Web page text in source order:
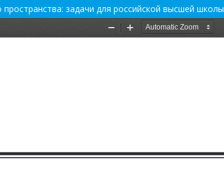
задачи для российской высшей школы